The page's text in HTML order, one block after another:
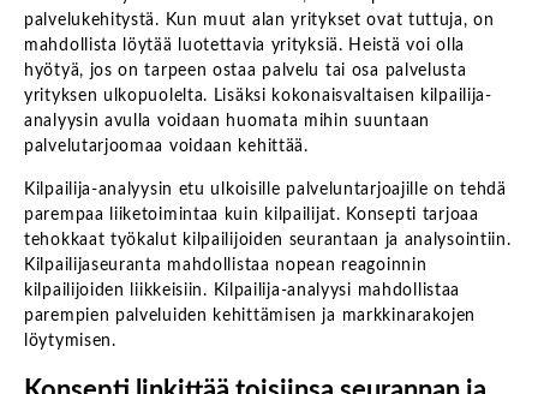
palvelukehitystä. Kun muut alan yritykset ovat tuttuja, on
mahdollista löytää luotettavia yrityksiä. Heistä voi olla
hyötyä, jos on tarpeen ostaa palvelu tai osa palvelusta
yrityksen ulkopuolelta. Lisäksi kokonaisvaltaisen kilpailija-
analyysin avulla voidaan huomata mihin suuntaan
palvelutarjoomaa voidaan kehittää.
Kilpailija-analyysin etu ulkoisille palveluntarjoajille on tehdä
parempaa liiketoimintaa kuin kilpailijat. Konsepti tarjoaa
tehokkaat työkalut kilpailijoiden seurantaan ja analysointiin.
Kilpailijaseuranta mahdollistaa nopean reagoinnin
kilpailijoiden liikkeisiin. Kilpailija-analyysi mahdollistaa
parempien palveluiden kehittämisen ja markkinarakojen
löytymisen.